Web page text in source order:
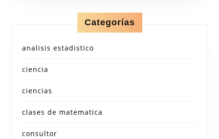
Categorías
analisis estadistico
ciencia
ciencias
clases de matematica
consultor